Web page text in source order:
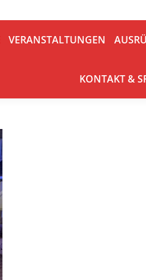
VERANSTALTUNGEN
KONTAKT &
VERANSTALTUNGEN